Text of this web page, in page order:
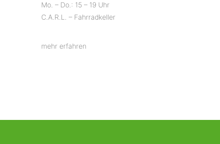
Mo. – Do.: 15 – 19 Uhr
C.A.R.L. – Fahrradkeller
mehr erfahren